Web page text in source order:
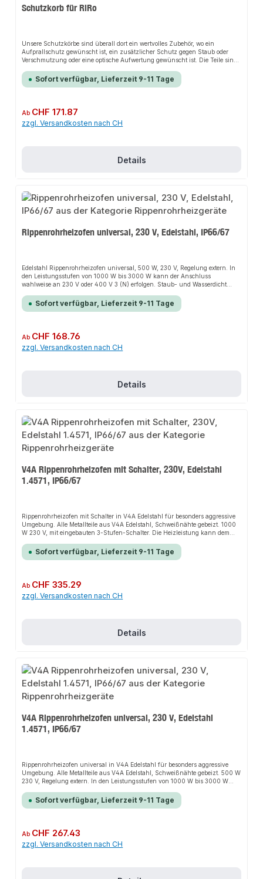
Schutzkorb für RiRo
Unsere Schutzkörbe sind überall dort ein wertvolles Zubehör, wo ein
Aufprallschutz gewünscht ist, ein zusätzlicher Schutz gegen Staub oder
Verschmutzung oder eine optische Aufwertung gewünscht ist. Die Teile sind
Materialqualität und im Gesamteindruck eine schlüssige Lösung anbieten.
Wst. 1.4301 240K geschliffen, werkzeuglose Montage. QuickFit: Unsere
steckerfertiger Geräte ist vom jeweiligen Netzbetreiber oder von einem
Sofort verfügbar, Lieferzeit 9-11 Tage
Regulärer Preis:
Ab CHF 171.87
zzgl. Versandkosten nach CH
Details
Rippenrohrheizofen universal, 230 V, Edelstahl, IP66/67
Edelstahl Rippenrohrheizofen universal, 500 W, 230 V, Regelung extern. In
den Leistungsstufen von 1000 W bis 3000 W kann der Anschluss
wahlweise an 230 V oder 400 V 3 (N) erfolgen. Staub- und Wasserdicht
glasfaserverstärktem Polyamid, inkl. Schnell-Montage-Füße für Wand- oder
Bodenmontage und Kabelverschraubung M20.Die Installation nicht-
Sofort verfügbar, Lieferzeit 9-11 Tage
Regulärer Preis:
Ab CHF 168.76
zzgl. Versandkosten nach CH
Details
V4A Rippenrohrheizofen mit Schalter, 230V, Edelstahl
1.4571, IP66/67
Rippenrohrheizofen mit Schalter in V4A Edelstahl für besonders aggressive
Umgebung. Alle Metallteile aus V4A Edelstahl, Schweißnähte gebeizt. 1000
W 230 V, mit eingebauten 3-Stufen-Schalter. Die Heizleistung kann dem
Heizleistung, 2/3 Heizleistung, volle Heizleistung. Staub- und Wasserdicht
Schutzart IP66 / IP67. Schlagfestes Anschlussgehäuse aus
steckerfertiger Geräte ist vom jeweiligen Netzbetreiber oder von einem
Sofort verfügbar, Lieferzeit 9-11 Tage
Regulärer Preis:
Ab CHF 335.29
zzgl. Versandkosten nach CH
Details
V4A Rippenrohrheizofen universal, 230 V, Edelstahl
1.4571, IP66/67
Rippenrohrheizofen universal in V4A Edelstahl für besonders aggressive
Umgebung. Alle Metallteile aus V4A Edelstahl, Schweißnähte gebeizt. 500 W
230 V, Regelung extern. In den Leistungsstufen von 1000 W bis 3000 W
und Wasserdicht Schutzart IP66 / IP67. Schlagfestes Anschlussgehäuse aus
glasfaserverstärktem Polyamid, inkl. Schnell-Montage-Füße für Wand- oder
eingetragenen Fachbetrieb vorzunehmen.
Sofort verfügbar, Lieferzeit 9-11 Tage
Regulärer Preis:
Ab CHF 267.43
zzgl. Versandkosten nach CH